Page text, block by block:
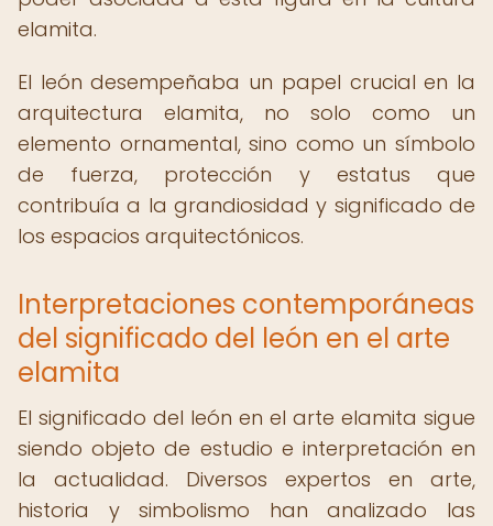
elamita.
El león desempeñaba un papel crucial en la
arquitectura elamita, no solo como un
elemento ornamental, sino como un símbolo
de fuerza, protección y estatus que
contribuía a la grandiosidad y significado de
los espacios arquitectónicos.
Interpretaciones contemporáneas
del significado del león en el arte
elamita
El significado del león en el arte elamita sigue
siendo objeto de estudio e interpretación en
la actualidad. Diversos expertos en arte,
historia y simbolismo han analizado las